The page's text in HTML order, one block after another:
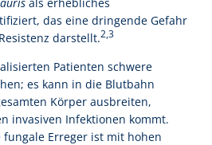
das eine dringende Gefahr
darstellt.2,3
Patienten schwere
es kann in die Blutbahn
Körper ausbreiten,
invasiven Infektionen kommt.
Erreger ist mit hohen